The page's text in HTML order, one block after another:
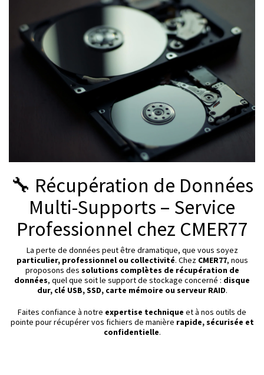
🔧 Récupération de Données
Multi-Supports – Service
Professionnel chez CMER77
La perte de données peut être dramatique, que vous soyez
particulier, professionnel ou collectivité. Chez CMER77, nous
proposons des solutions complètes de récupération de
données, quel que soit le support de stockage concerné : disque
dur, clé USB, SSD, carte mémoire ou serveur RAID.
Faites confiance à notre expertise technique et à nos outils de
pointe pour récupérer vos fichiers de manière rapide, sécurisée et
confidentielle.